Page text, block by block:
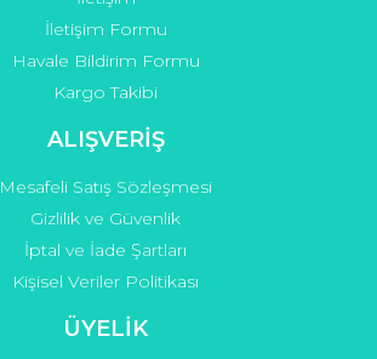
İletişim Formu
Havale Bildirim Formu
Kargo Takibi
ALIŞVERİŞ
Mesafeli Satış Sözleşmesi
Gizlilik ve Güvenlik
İptal ve İade Şartları
Kişisel Veriler Politikası
ÜYELİK